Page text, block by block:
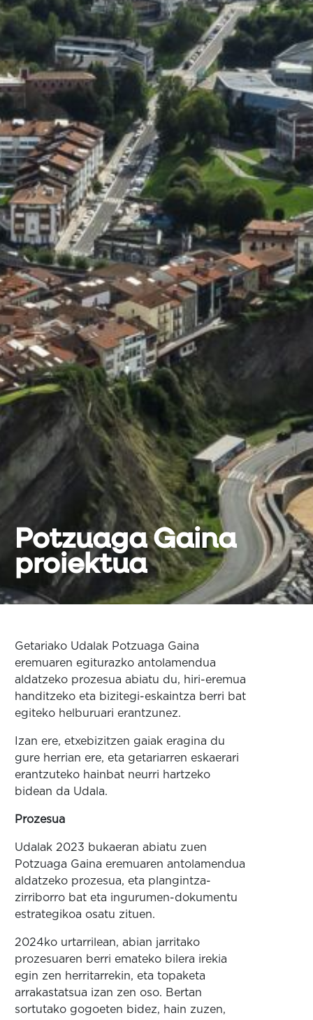
Potzuaga Gaina
proiektua
Getariako Udalak Potzuaga Gaina
eremuaren egiturazko antolamendua
aldatzeko prozesua abiatu du, hiri-eremua
handitzeko eta bizitegi-eskaintza berri bat
egiteko helburuari erantzunez.
Izan ere, etxebizitzen gaiak eragina du
gure herrian ere, eta getariarren eskaerari
erantzuteko hainbat neurri hartzeko
bidean da Udala.
Prozesua
Udalak 2023 bukaeran abiatu zuen
Potzuaga Gaina eremuaren antolamendua
aldatzeko prozesua, eta plangintza-
zirriborro bat eta ingurumen-dokumentu
estrategikoa osatu zituen.
2024ko urtarrilean, abian jarritako
prozesuaren berri emateko bilera irekia
egin zen herritarrekin, eta topaketa
arrakastatsua izan zen oso. Bertan
sortutako gogoeten bidez, hain zuzen,